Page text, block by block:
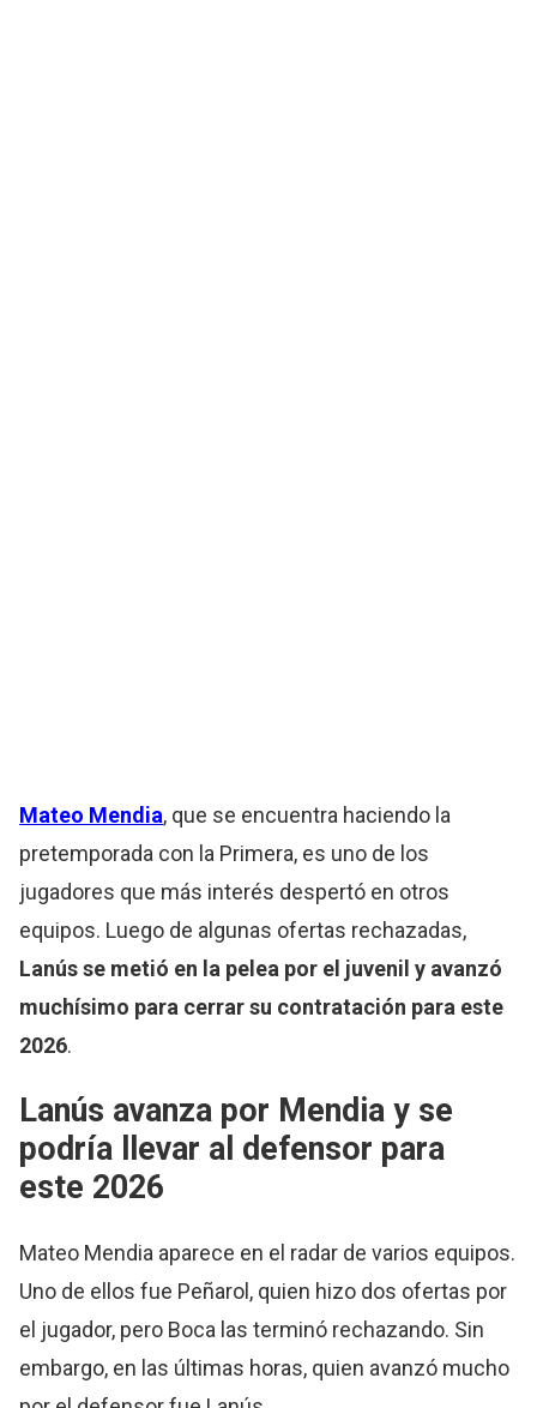
Mateo Mendia, que se encuentra haciendo la
pretemporada con la Primera, es uno de los
jugadores que más interés despertó en otros
equipos. Luego de algunas ofertas rechazadas,
Lanús se metió en la pelea por el juvenil y avanzó
muchísimo para cerrar su contratación para este
2026.
Lanús avanza por Mendia y se
podría llevar al defensor para
este 2026
Mateo Mendia aparece en el radar de varios equipos.
Uno de ellos fue Peñarol, quien hizo dos ofertas por
el jugador, pero Boca las terminó rechazando. Sin
embargo, en las últimas horas, quien avanzó mucho